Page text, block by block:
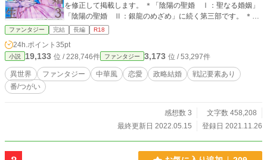
を修正して掲載します。 ＊「陰陽の聖婚 Ⅰ：聖なる婚姻」
「陰陽の聖婚 Ⅱ：銀龍のめざめ」に続く第三部です。 ＊エ
ブリスタに全年齢版を連載しています。
ファンタジー 完結 長編 R18
24h.ポイント 35pt
小説 19,133 位 / 228,746件 ファンタジー 3,173 位 / 53,297件
異世界 ファンタジー 中華風 恋愛 政略結婚
戦記要素あり
番/つがい
感想数 3
文字数 458,208
最終更新日 2022.05.15
登録日 2021.11.26